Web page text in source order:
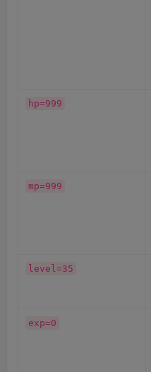
hp=999
mp=999
level=35
exp=0